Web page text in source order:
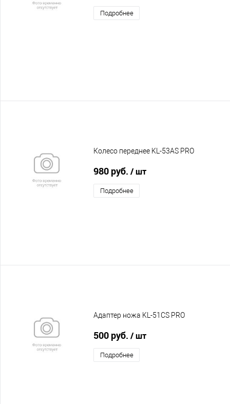
Подробнее
Колесо переднее KL-53AS PRO
980 руб. / шт
Подробнее
Адаптер ножа KL-51CS PRO
500 руб. / шт
Подробнее